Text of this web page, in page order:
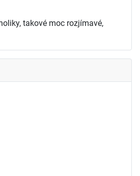
takové moc rozjímavé,